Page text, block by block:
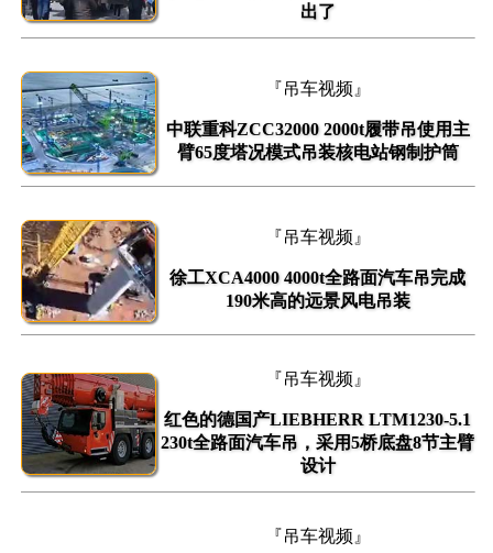
出了
『吊车视频』
中联重科ZCC32000 2000t履带吊使用主
臂65度塔况模式吊装核电站钢制护筒
『吊车视频』
徐工XCA4000 4000t全路面汽车吊完成
190米高的远景风电吊装
『吊车视频』
红色的德国产LIEBHERR LTM1230-5.1
230t全路面汽车吊，采用5桥底盘8节主臂
设计
『吊车视频』